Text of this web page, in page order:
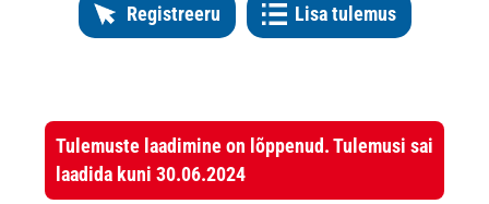
Registreeru Lisa tulemus